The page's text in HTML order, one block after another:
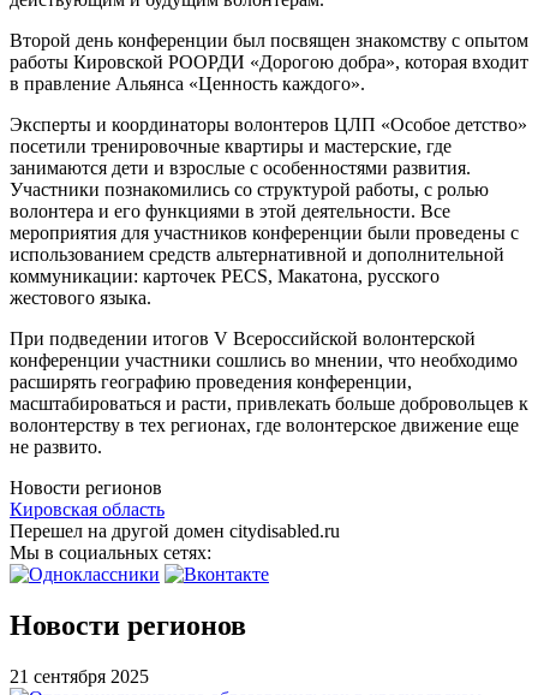
Второй день конференции был посвящен знакомству с опытом
работы Кировской РООРДИ «Дорогою добра», которая входит
в правление Альянса «Ценность каждого».
Эксперты и координаторы волонтеров ЦЛП «Особое детство»
посетили тренировочные квартиры и мастерские, где
занимаются дети и взрослые с особенностями развития.
Участники познакомились со структурой работы, с ролью
волонтера и его функциями в этой деятельности. Все
мероприятия для участников конференции были проведены с
использованием средств альтернативной и дополнительной
коммуникации: карточек PECS, Макатона, русского
жестового языка.
При подведении итогов V Всероссийской волонтерской
конференции участники сошлись во мнении, что необходимо
расширять географию проведения конференции,
масштабироваться и расти, привлекать больше добровольцев к
волонтерству в тех регионах, где волонтерское движение еще
не развито.
Новости регионов
Кировская область
Перешел на другой домен citydisabled.ru
Мы в социальных сетях:
Новости регионов
21 сентября 2025